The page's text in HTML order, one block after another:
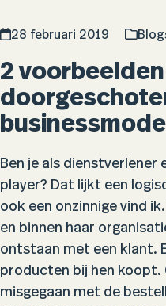
28 februari 2019
2
Ben je als dienstverlener
player? Dat lijkt een
ook een onzinnige vind
en binnen haar
ontstaan met een klant.
producten bij hen koopt.
misgegaan met de